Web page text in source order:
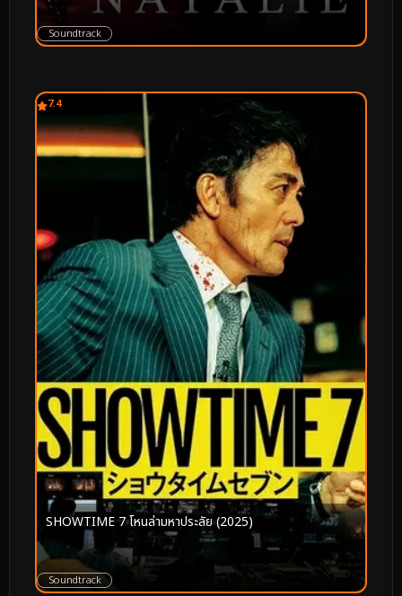
Soundtrack
7.4
SHOWTIME 7 โหนล่ามหาประลัย (2025)
Soundtrack